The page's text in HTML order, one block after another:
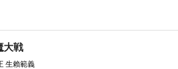
大戦
生賴範義